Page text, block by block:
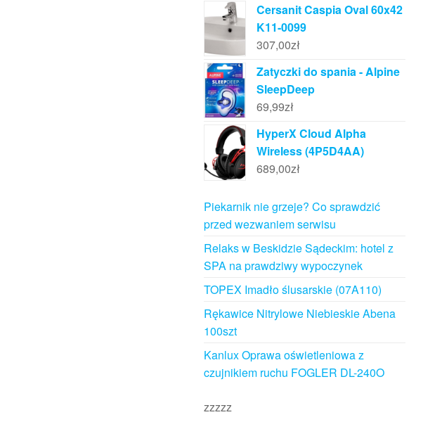
Cersanit Caspia Oval 60x42
K11-0099
307,00zł
Zatyczki do spania - Alpine
SleepDeep
69,99zł
HyperX Cloud Alpha
Wireless (4P5D4AA)
689,00zł
Piekarnik nie grzeje? Co sprawdzić
przed wezwaniem serwisu
Relaks w Beskidzie Sądeckim: hotel z
SPA na prawdziwy wypoczynek
TOPEX Imadło ślusarskie (07A110)
Rękawice Nitrylowe Niebieskie Abena
100szt
Kanlux Oprawa oświetleniowa z
czujnikiem ruchu FOGLER DL-240O
zzzzz